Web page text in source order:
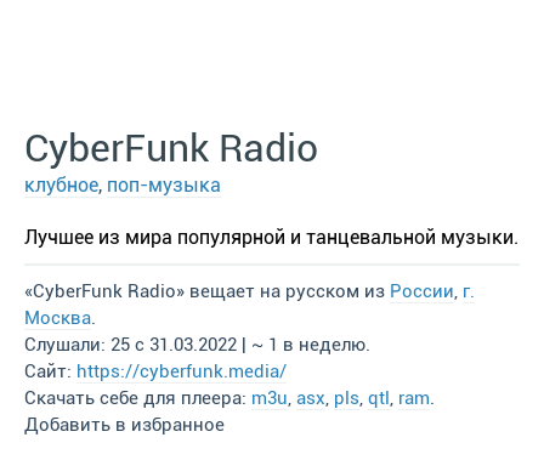
CyberFunk Radio
клубное, поп-музыка
Лучшее из мира популярной и танцевальной музыки.
«CyberFunk Radio» вещает на русском из России, г.
Москва.
Слушали: 25 с 31.03.2022 | ~ 1 в неделю.
Сайт: https://cyberfunk.media/
Скачать себе для плеера: m3u, asx, pls, qtl, ram.
Добавить в избранное